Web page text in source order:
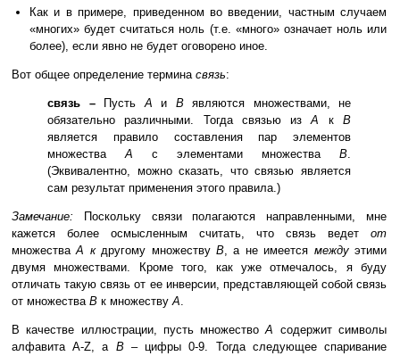
Как и в примере, приведенном во введении, частным случаем
«многих» будет считаться ноль (т.е. «много» означает ноль или
более), если явно не будет оговорено иное.
Вот общее определение термина связь:
связь – ПустьA и Bявляются множествами, не
обязательно различными. Тогда связью изA кB
является правило составления пар элементов
множестваA с элементами множества B.
(Эквивалентно, можно сказать, что связью является
сам результат применения этого правила.)
Замечание:
Поскольку связи полагаются направленными, мне
кажется более осмысленным считать, что связь ведет от
множестваA кдругому множествуB, а не имеется междуэтими
двумя множествами. Кроме того, как уже отмечалось, я буду
отличать такую связь от ее инверсии, представляющей собой связь
от множества B к множествуA.
В качестве иллюстрации, пусть множествоA содержит символы
алфавита A-Z, а B– цифры 0-9. Тогда следующее спаривание